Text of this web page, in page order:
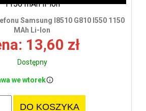
Samsung I8510 G810 I550 1150
MAh Li-Ion
13,60 zł
Dostępny
we wtorek
DO KOSZYKA